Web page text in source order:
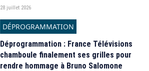
28 juillet 2026
DÉPROGRAMMATION
Déprogrammation : France Télévisions
chamboule finalement ses grilles pour
rendre hommage à Bruno Salomone